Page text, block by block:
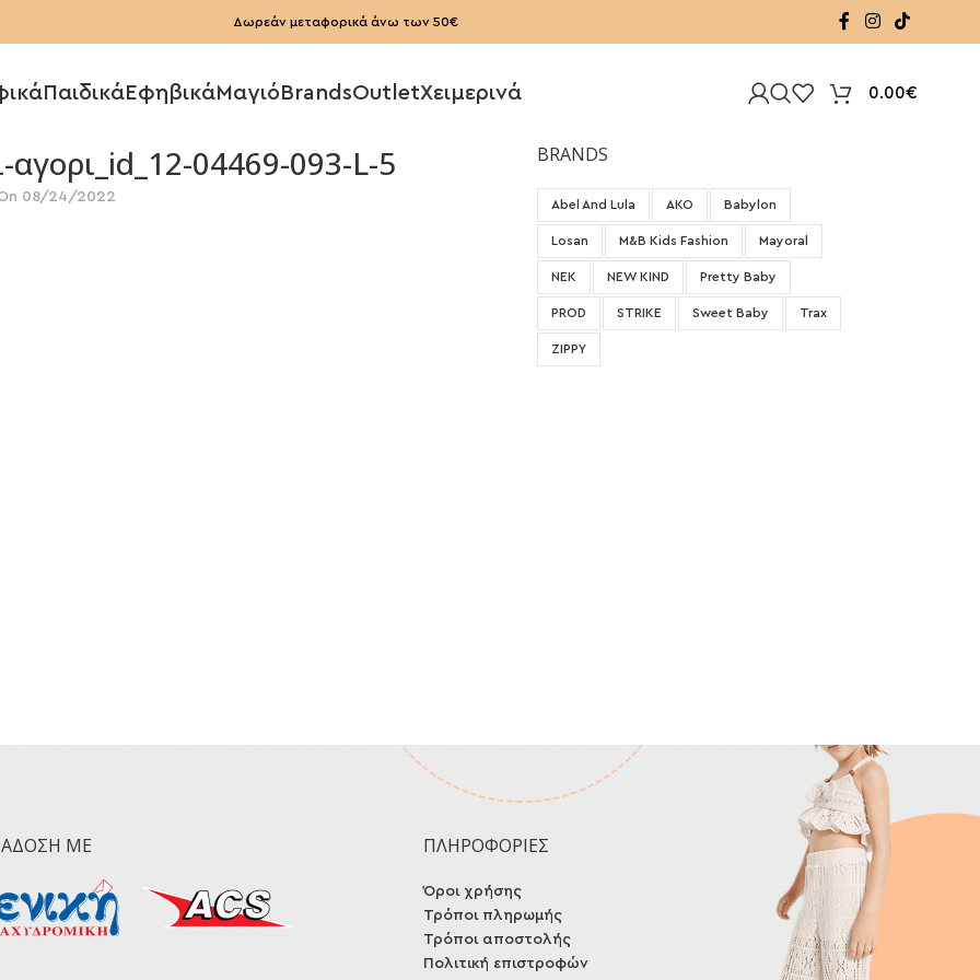
Δωρεάν μεταφορικά άνω των 50€
Παιδικά ΕφηβικάΜαγιό BrandsOutletΧειμερινά 0.00€
04469-093-L-5
08/24/2022
BRANDS
Abel And Lula AKO Babylon
Losan M&B Kids Fashion Mayoral
NEK NEW KIND Pretty Baby
PROD STRIKE Sweet Baby Trax
ZIPPY
ΜΕ ΠΛΗΡΟΦΟΡΙΕΣ
Όροι χρήσης
Τρόποι πληρωμής
Τρόποι αποστολής
Πολιτική επιστροφών